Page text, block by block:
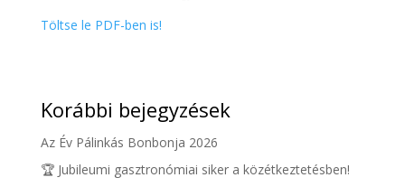
Töltse le PDF-ben is!
Korábbi bejegyzések
Az Év Pálinkás Bonbonja 2026
🏆 Jubileumi gasztronómiai siker a közétkeztetésben!